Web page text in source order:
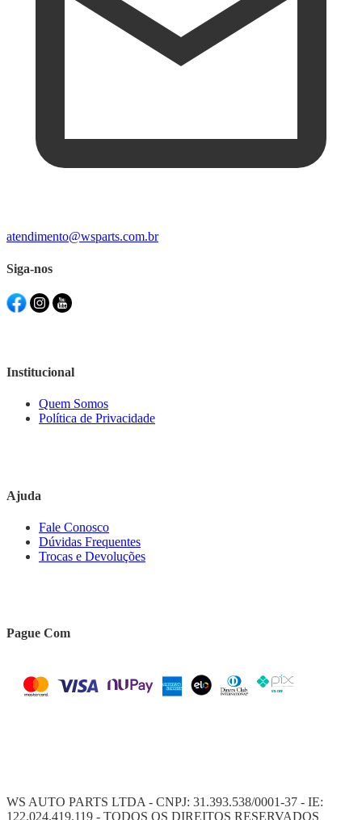
atendimento@wsparts.com.br
Siga-nos
Institucional
Quem Somos
Política de Privacidade
Ajuda
Fale Conosco
Dúvidas Frequentes
Trocas e Devoluções
Pague Com
WS AUTO PARTS LTDA - CNPJ: 31.393.538/0001-37 - IE:
122.024.419.119 - TODOS OS DIREITOS RESERVADOS